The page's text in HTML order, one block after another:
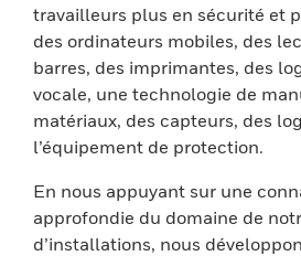
travailleurs plus en sécurité et
des ordinateurs mobiles, des
barres, des imprimantes, des
vocale, une technologie de
matériaux, des capteurs, des
l’équipement de protection.
En nous appuyant sur une
approfondie du domaine de
d’installations, nous